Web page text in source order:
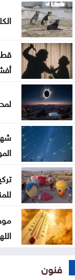
الرئيس
خامنئي
مفوضية
لجنة أوضاع
كلّيّة علوم
الرّيادة يصنعُ 313 قصّةَ نجاحٍ جديدة
فنون